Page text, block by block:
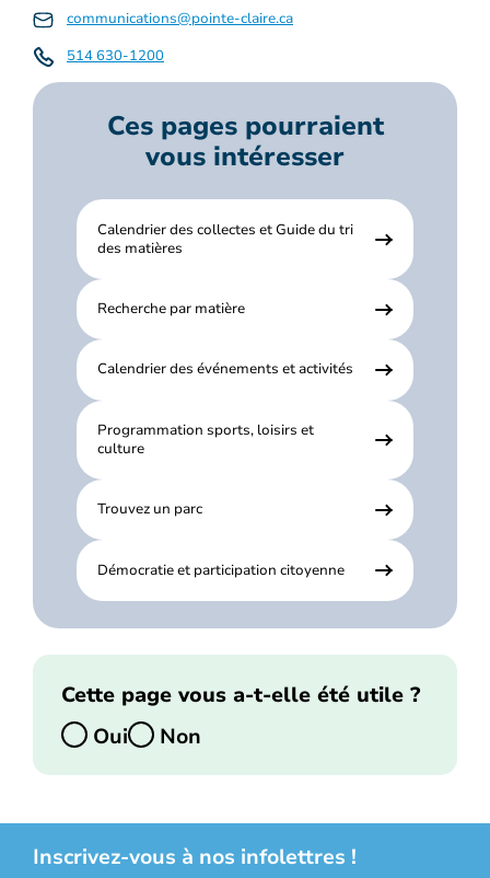
communications@pointe-claire.ca
514 630-1200
Ces pages pourraient
vous intéresser
Calendrier des collectes et Guide du tri
des matières
Recherche par matière
Calendrier des événements et activités
Programmation sports, loisirs et
culture
Trouvez un parc
Démocratie et participation citoyenne
Cette page vous a-t-elle été utile ?
Oui
Non
Inscrivez-vous à nos infolettres !